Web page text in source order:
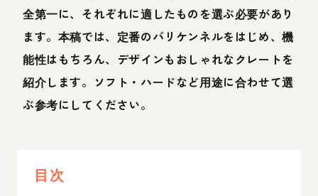
全第一に、それぞれに適したものを選ぶ必要があり
ます。本稿では、定番のバリケンネルをはじめ、機
能性はもちろん、デザインもおしゃれなクレートを
紹介します。ソフト・ハードなど用途に合わせて選
ぶ参考にしてください。
目次